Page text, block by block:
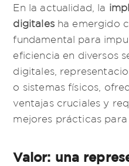
En la actualidad, la
digitalesha emergido
fundamental para
eficiencia en diversos
digitales,
o sistemas físicos,
ventajas cruciales y
mejores prácticas para
Valor: una